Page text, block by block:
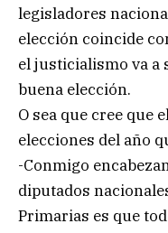
legisladores
elección coincide
el justicialismo va a
buena elección.
O sea que cree que
elecciones del año
-Conmigo
diputados
Primarias es que